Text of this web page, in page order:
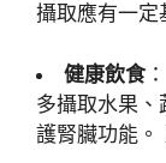
攝取應有一定
健康飲食：
多攝取水果
護腎臟功能。